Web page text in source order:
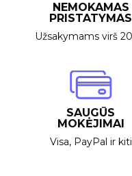
NEMOKAMAS
PRISTATYMAS
Užsakymams virš
SAUGŪS
MOKĖJIMAI
Visa, PayPal ir kiti